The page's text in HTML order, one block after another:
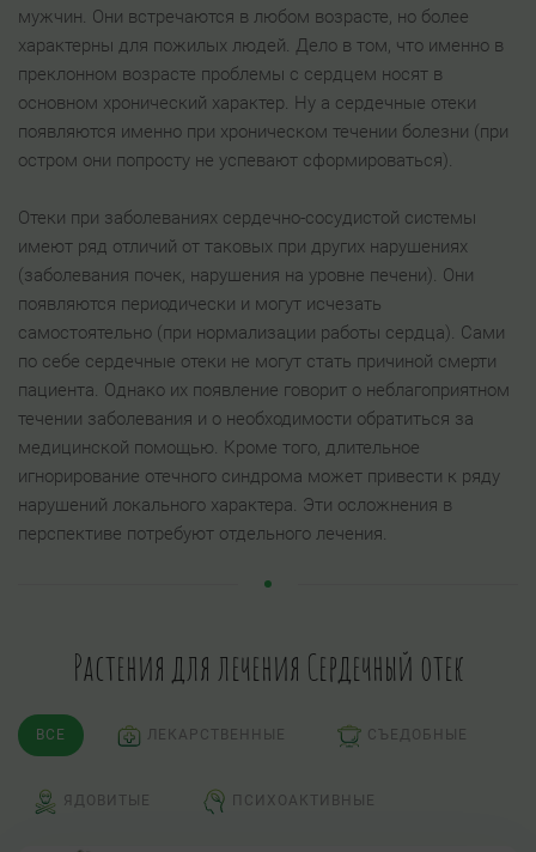
мужчин. Они встречаются в любом возрасте, но более
характерны для пожилых людей. Дело в том, что именно в
преклонном возрасте проблемы с сердцем носят в
основном хронический характер. Ну а сердечные отеки
появляются именно при хроническом течении болезни (при
остром они попросту не успевают сформироваться).
Отеки при заболеваниях сердечно-сосудистой системы
имеют ряд отличий от таковых при других нарушениях
(заболевания почек, нарушения на уровне печени). Они
появляются периодически и могут исчезать
самостоятельно (при нормализации работы сердца). Сами
по себе сердечные отеки не могут стать причиной смерти
пациента. Однако их появление говорит о неблагоприятном
течении заболевания и о необходимости обратиться за
медицинской помощью. Кроме того, длительное
игнорирование отечного синдрома может привести к ряду
нарушений локального характера. Эти осложнения в
перспективе потребуют отдельного лечения.
Растения для лечения Сердечный отек
ВСЕ ЛЕКАРСТВЕННЫЕ СЪЕДОБНЫЕ
ЯДОВИТЫЕ ПСИХОАКТИВНЫЕ